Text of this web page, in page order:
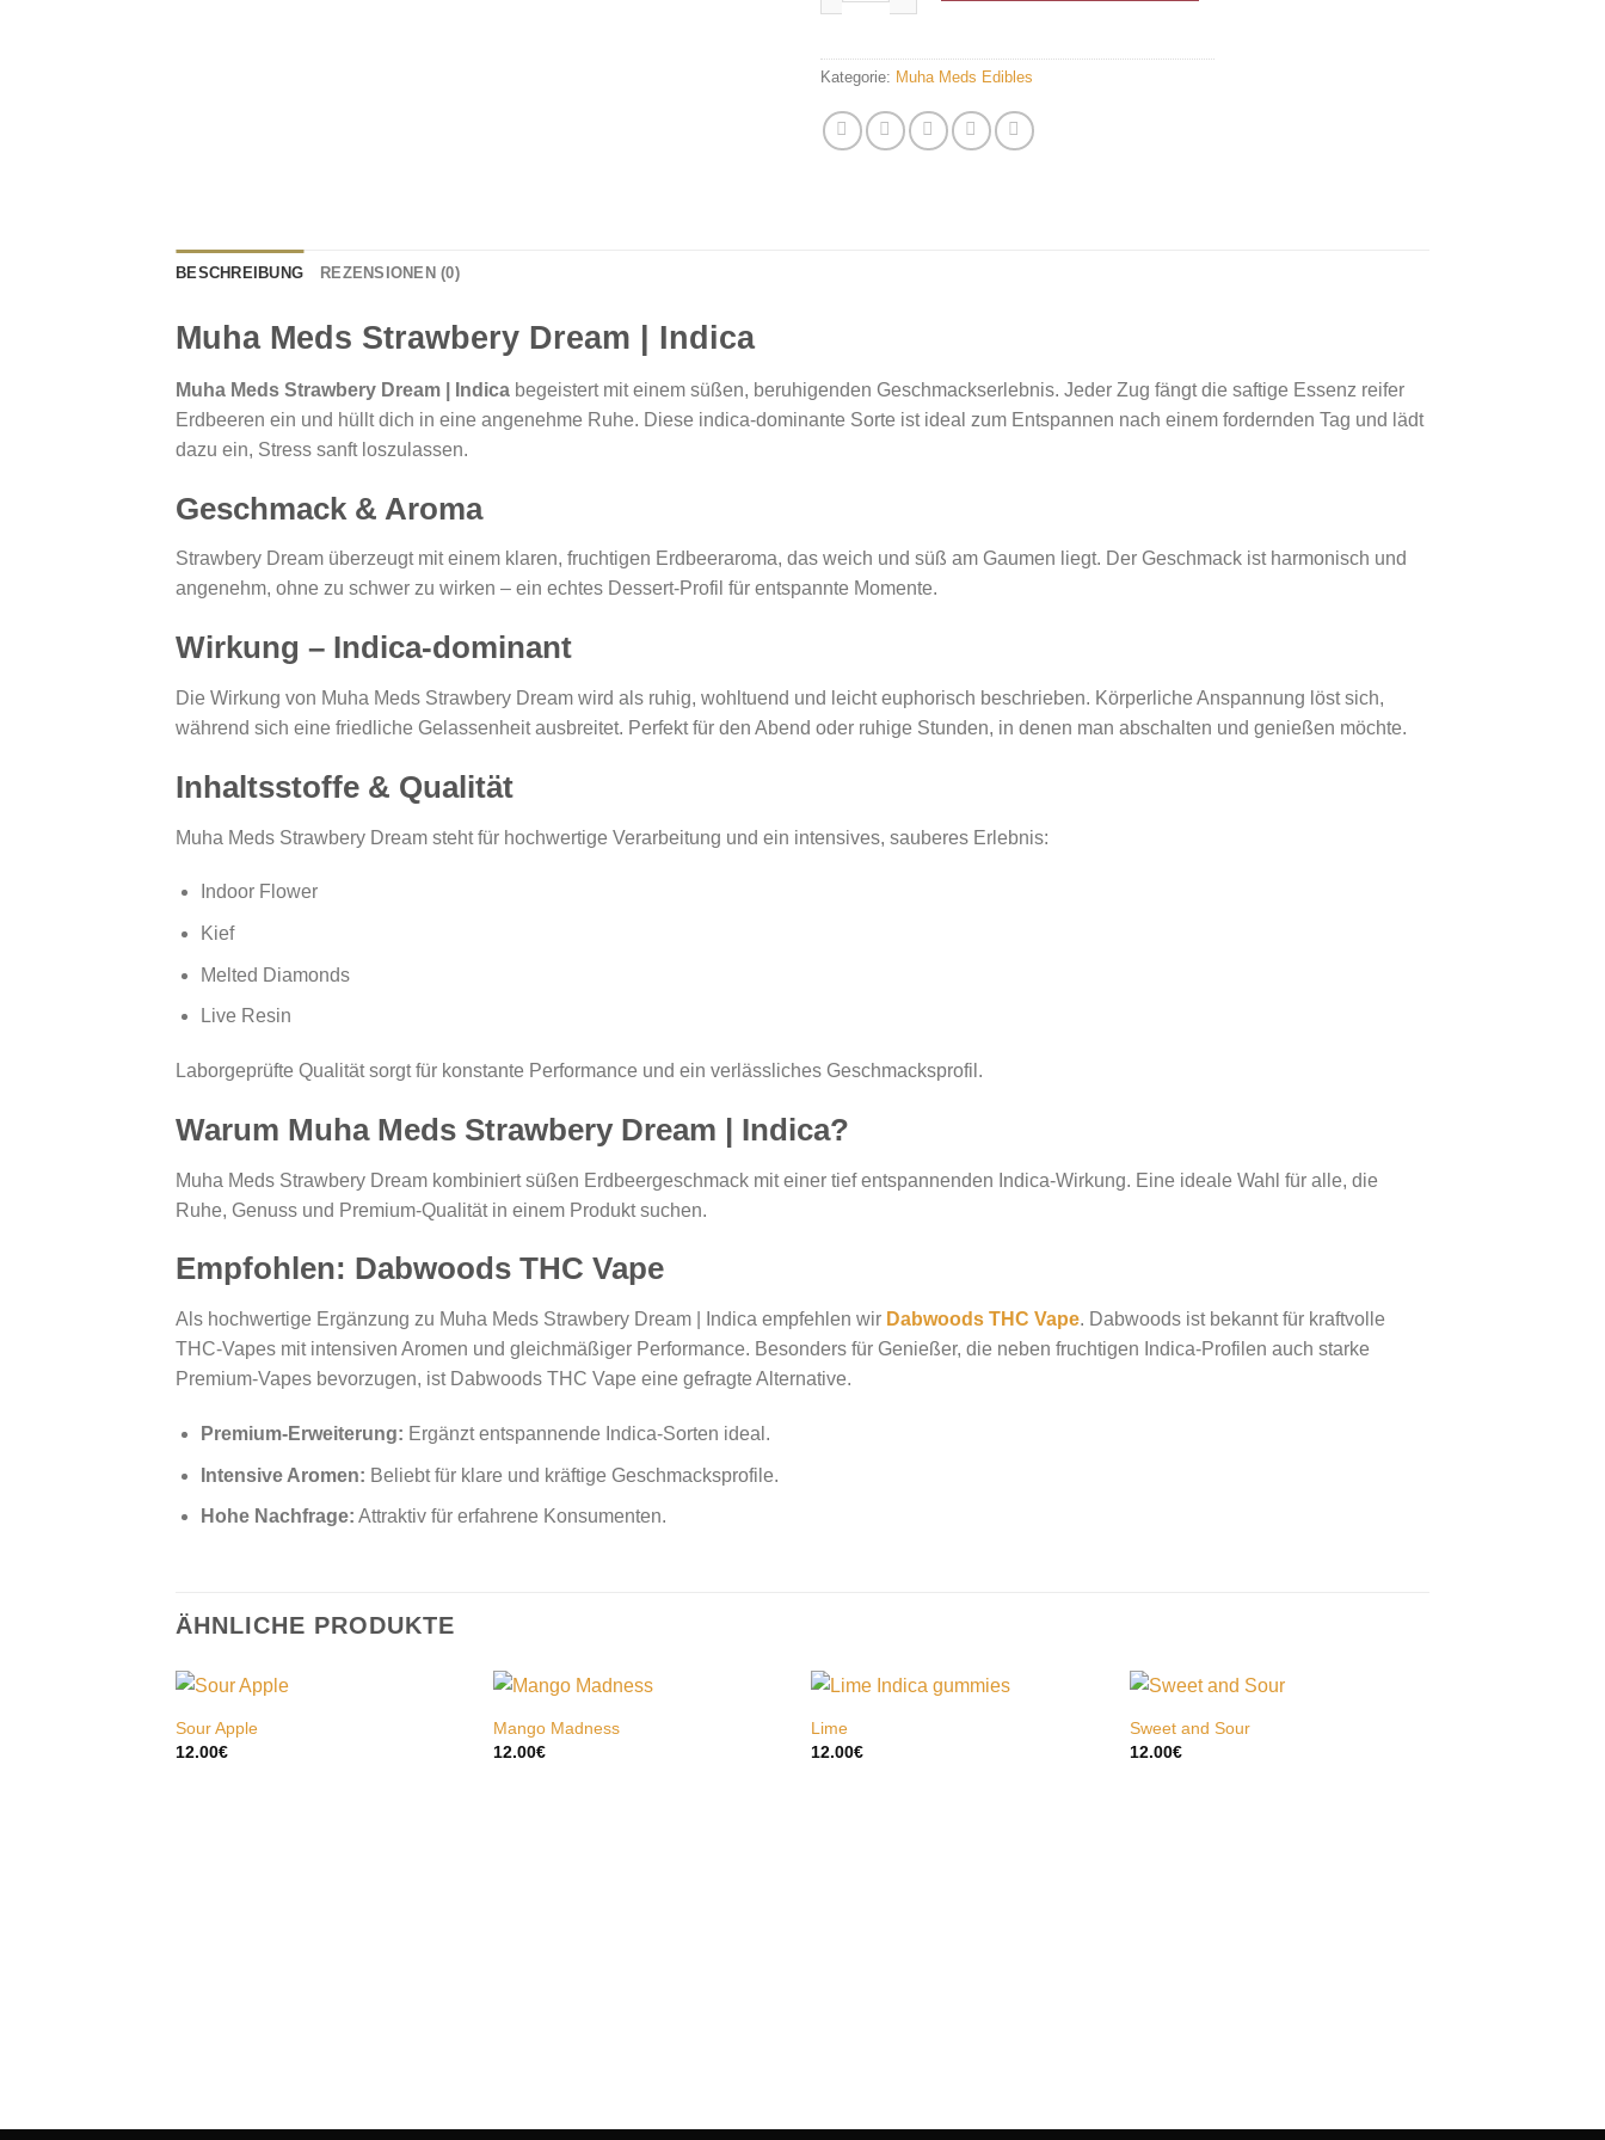
Kategorie: Muha Meds Edibles
BESCHREIBUNG REZENSIONEN (0)
Muha Meds Strawbery Dream | Indica
Muha Meds Strawbery Dream | Indica begeistert mit einem süßen, beruhigenden Geschmackserlebnis. Jeder Zug fängt die saftige Essenz reifer
Erdbeeren ein und hüllt dich in eine angenehme Ruhe. Diese indica-dominante Sorte ist ideal zum Entspannen nach einem fordernden Tag und lädt
dazu ein, Stress sanft loszulassen.
Geschmack & Aroma
Strawbery Dream überzeugt mit einem klaren, fruchtigen Erdbeeraroma, das weich und süß am Gaumen liegt. Der Geschmack ist harmonisch und
angenehm, ohne zu schwer zu wirken – ein echtes Dessert-Profil für entspannte Momente.
Wirkung – Indica-dominant
Die Wirkung von Muha Meds Strawbery Dream wird als ruhig, wohltuend und leicht euphorisch beschrieben. Körperliche Anspannung löst sich,
während sich eine friedliche Gelassenheit ausbreitet. Perfekt für den Abend oder ruhige Stunden, in denen man abschalten und genießen möchte.
Inhaltsstoffe & Qualität
Muha Meds Strawbery Dream steht für hochwertige Verarbeitung und ein intensives, sauberes Erlebnis:
Indoor Flower
Kief
Melted Diamonds
Live Resin
Laborgeprüfte Qualität sorgt für konstante Performance und ein verlässliches Geschmacksprofil.
Warum Muha Meds Strawbery Dream | Indica?
Muha Meds Strawbery Dream kombiniert süßen Erdbeergeschmack mit einer tief entspannenden Indica-Wirkung. Eine ideale Wahl für alle, die
Ruhe, Genuss und Premium-Qualität in einem Produkt suchen.
Empfohlen: Dabwoods THC Vape
Als hochwertige Ergänzung zu Muha Meds Strawbery Dream | Indica empfehlen wir Dabwoods THC Vape. Dabwoods ist bekannt für kraftvolle
THC-Vapes mit intensiven Aromen und gleichmäßiger Performance. Besonders für Genießer, die neben fruchtigen Indica-Profilen auch starke
Premium-Vapes bevorzugen, ist Dabwoods THC Vape eine gefragte Alternative.
Premium-Erweiterung: Ergänzt entspannende Indica-Sorten ideal.
Intensive Aromen: Beliebt für klare und kräftige Geschmacksprofile.
Hohe Nachfrage: Attraktiv für erfahrene Konsumenten.
ÄHNLICHE PRODUKTE
Sour Apple
12.00€
Mango Madness
12.00€
Lime
12.00€
Sweet and Sour
12.00€